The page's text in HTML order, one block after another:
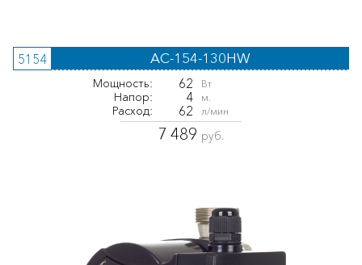
5154 AC-154-130HW
Мощность: 62 Вт
Напор: 4 м.
Расход: 62 л/мин
7 489 руб.